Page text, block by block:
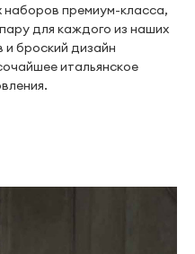
наборов премиум-класса,
для каждого из наших
броский дизайн
итальянское